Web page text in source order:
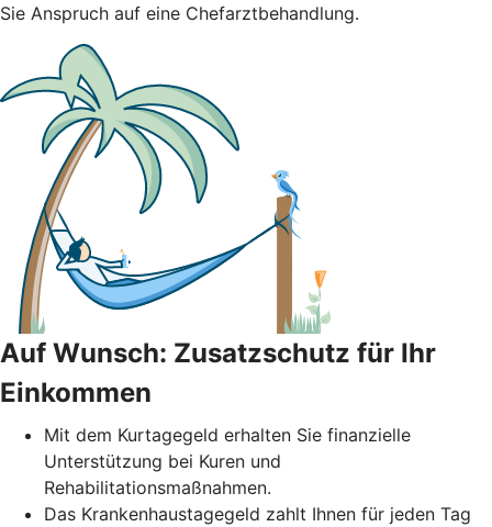
Sie Anspruch auf eine Chefarztbehandlung.
Auf Wunsch: Zusatzschutz für Ihr
Einkommen
Mit dem Kurtagegeld erhalten Sie finanzielle
Unterstützung bei Kuren und
Rehabilitationsmaßnahmen.
Das Krankenhaustagegeld zahlt Ihnen für jeden Tag